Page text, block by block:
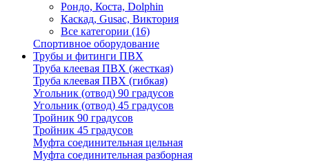
Рондо, Коста, Dolphin
Каскад, Gusac, Виктория
Все категории (16)
Спортивное оборудование
Трубы и фитинги ПВХ
Труба клеевая ПВХ (жесткая)
Труба клеевая ПВХ (гибкая)
Угольник (отвод) 90 градусов
Угольник (отвод) 45 градусов
Тройник 90 градусов
Тройник 45 градусов
Муфта соединительная цельная
Муфта соединительная разборная